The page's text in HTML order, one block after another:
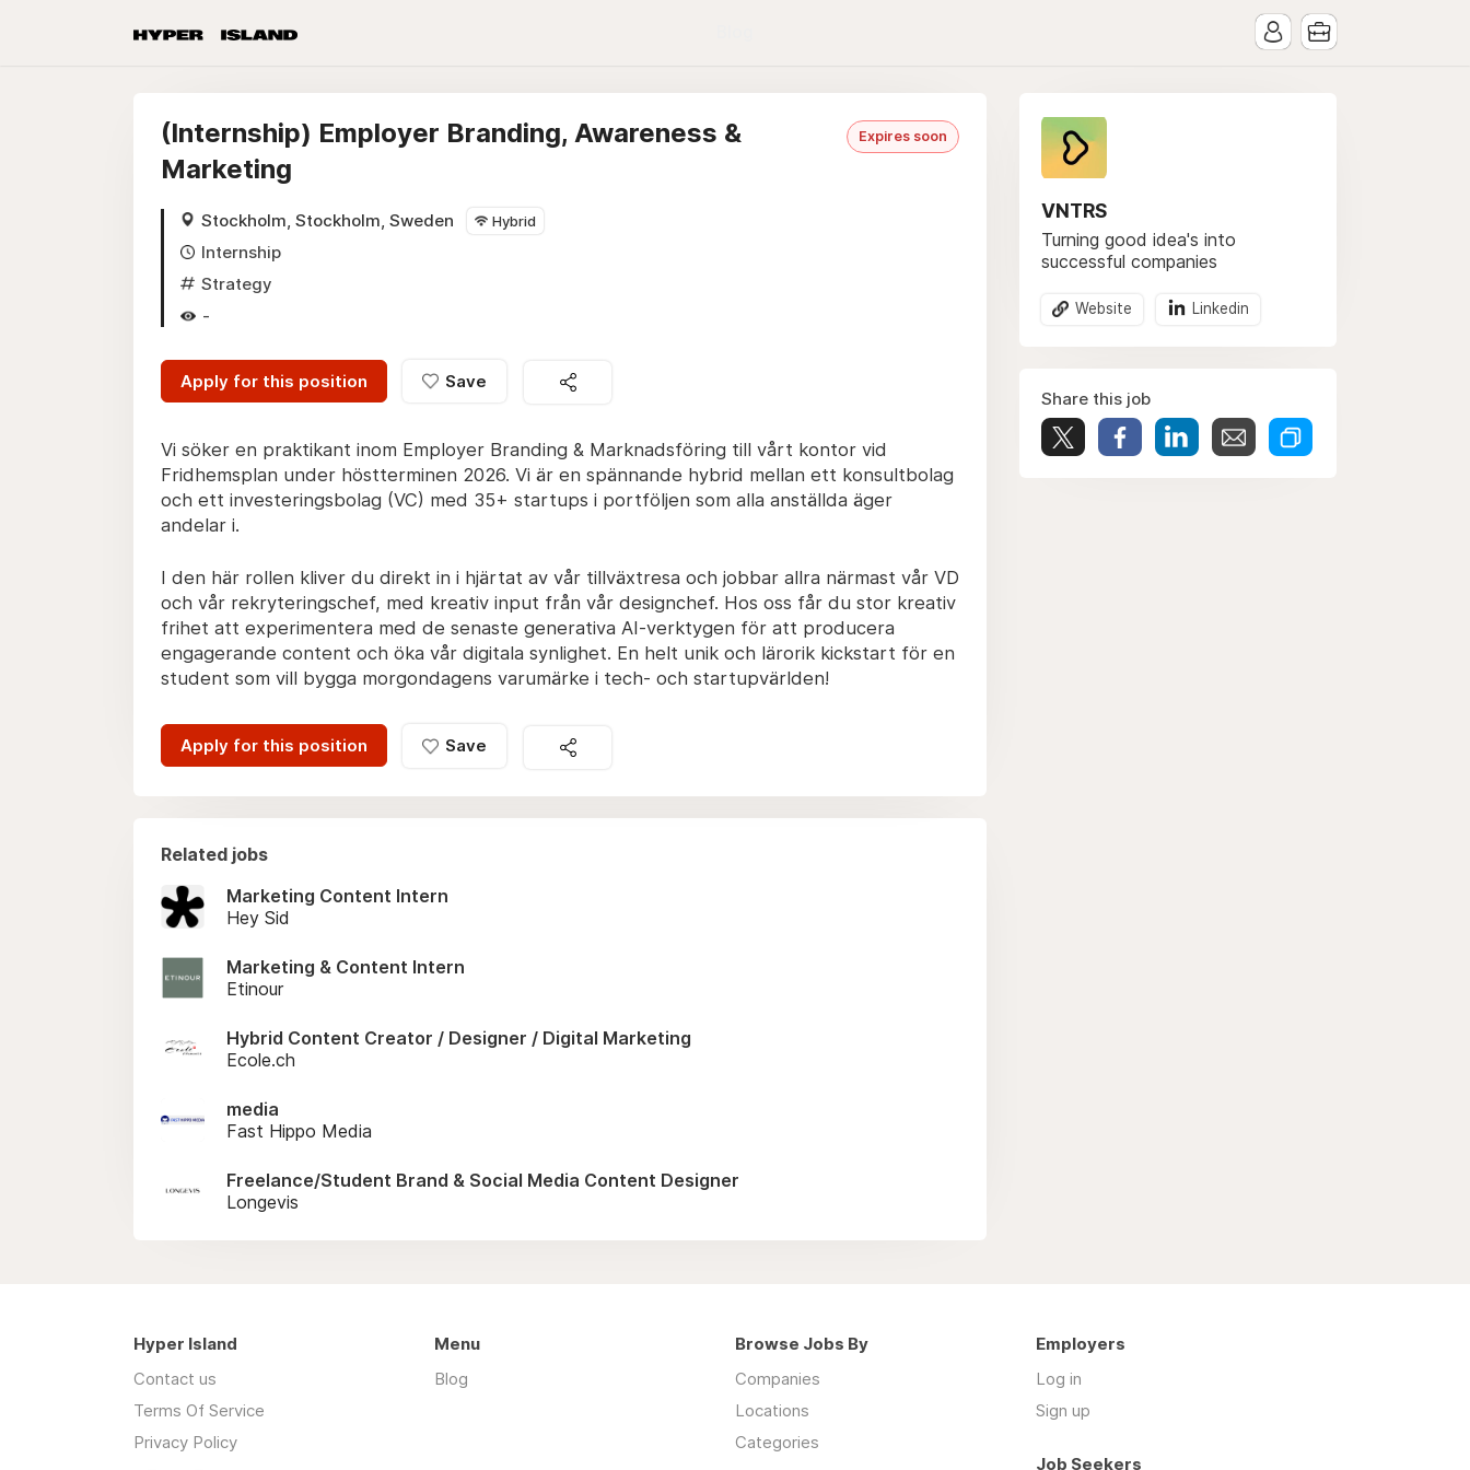
(Internship) Employer Branding, Awareness &
Marketing
Stockholm, Stockholm, Sweden Hybrid
Internship
Strategy
-
Expires soon
Apply for this position Save
Vi söker en praktikant inom Employer Branding & Marknadsföring till vårt kontor vid
Fridhemsplan under höstterminen 2026. Vi är en spännande hybrid mellan ett konsultbolag
och ett investeringsbolag (VC) med 35+ startups i portföljen som alla anställda äger
andelar i.
I den här rollen kliver du direkt in i hjärtat av vår tillväxtresa och jobbar allra närmast vår VD
och vår rekryteringschef, med kreativ input från vår designchef. Hos oss får du stor kreativ
frihet att experimentera med de senaste generativa AI-verktygen för att producera
engagerande content och öka vår digitala synlighet. En helt unik och lärorik kickstart för en
student som vill bygga morgondagens varumärke i tech- och startupvärlden!
Apply for this position Save
VNTRS
Turning good idea's into
successful companies
Website Linkedin
Share this job
Related jobs
Marketing Content Intern
Hey Sid
Marketing & Content Intern
Etinour
Hybrid Content Creator / Designer / Digital Marketing
Ecole.ch
media
Fast Hippo Media
Freelance/Student Brand & Social Media Content Designer
Longevis
Hyper Island
Contact us
Terms Of Service
Privacy Policy
Menu
Blog
Browse Jobs By
Companies
Locations
Categories
Employers
Log in
Sign up
Job Seekers